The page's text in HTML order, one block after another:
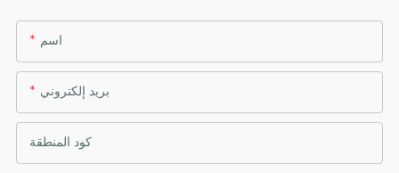
اسم
بريد إلكتروني
كود المنطقة